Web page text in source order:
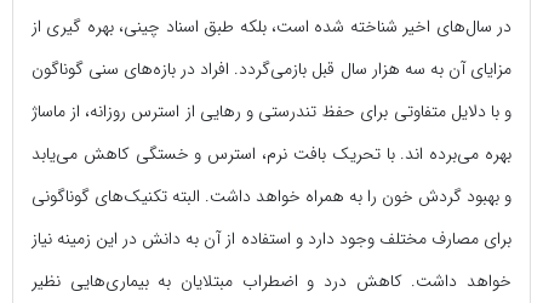
در سال‌های اخیر شناخته شده است، بلکه طبق اسناد چینی، بهره گیری از
مزایای آن به سه هزار سال قبل بازمی‌گردد. افراد در بازه‌های سنی گوناگون
و با دلایل متفاوتی برای حفظ تندرستی و رهایی از استرس روزانه، از ماساژ
بهره می‌برده اند. با تحریک بافت نرم، استرس و خستگی کاهش می‌یابد
و بهبود گردش خون را به همراه خواهد داشت. البته تکنیک‌های گوناگونی
برای مصارف مختلف وجود دارد و استفاده از آن به دانش در این زمینه نیاز
خواهد داشت. کاهش درد و اضطراب مبتلایان به بیماری‌هایی نظیر